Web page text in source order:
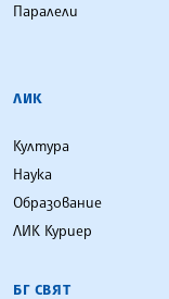
Паралели
ЛИК
Култура
Наука
Образование
ЛИК Куриер
БГ СВЯТ